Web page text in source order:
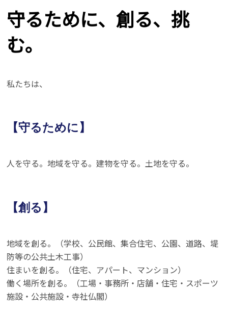
守るために、創る、挑
む。
私たちは、
【守るために】
人を守る。地域を守る。建物を守る。土地を守る。
【創る】
地域を創る。（学校、公民館、集合住宅、公園、道路、堤
防等の公共土木工事）
住まいを創る。（住宅、アパート、マンション）
働く場所を創る。（工場・事務所・店舗・住宅・スポーツ
施設・公共施設・寺社仏閣）